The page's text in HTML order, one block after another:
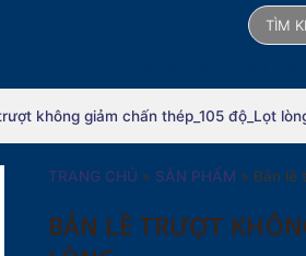
không giảm chấn thép_105 độ_Lọt
TRANG CHỦ » SẢN PHẨM » Bản lề
BẢN LỀ TRƯỢT